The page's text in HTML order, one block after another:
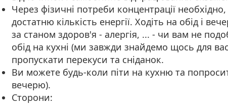
Через фізичні потреби концентрації
достатню кількість енергії. Ходіть на обід і
за станом здоров'я - алергія, ... - чи вам не
обід на кухні (ми завжди знайдемо щось для
пропускати перекуси та сніданок.
Ви можете будь-коли піти на кухню та
вечерю).
Сторони: